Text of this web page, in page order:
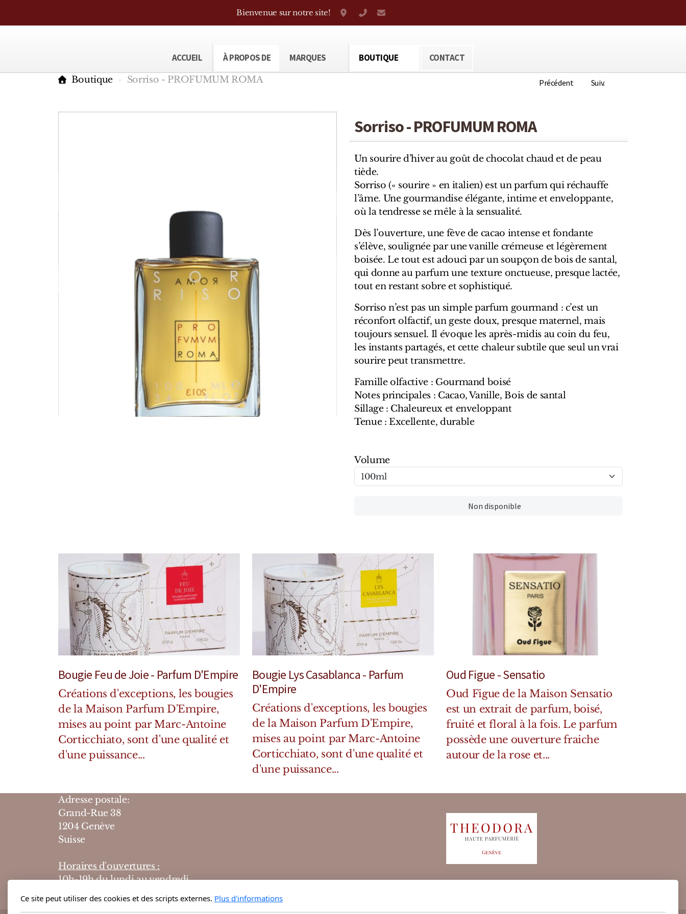
Bienvenue sur notre site! Grand-Rue 38, Genève
+41 22 310 38 75
ACCUEIL À PROPOS DE MARQUES BOUTIQUE CONTACT
Précédent Suiv.
Boutique Sorriso - PROFUMUM ROMA
Sorriso - PROFUMUM ROMA
Un sourire d’hiver au goût de chocolat chaud et de peau
tiède.
Sorriso (« sourire » en italien) est un parfum qui réchauffe
l’âme. Une gourmandise élégante, intime et enveloppante,
où la tendresse se mêle à la sensualité.
Dès l’ouverture, une fève de cacao intense et fondante
s’élève, soulignée par une vanille crémeuse et légèrement
boisée. Le tout est adouci par un soupçon de bois de santal,
qui donne au parfum une texture onctueuse, presque lactée,
tout en restant sobre et sophistiqué.
Sorriso n’est pas un simple parfum gourmand : c’est un
réconfort olfactif, un geste doux, presque maternel, mais
toujours sensuel. Il évoque les après-midis au coin du feu,
les instants partagés, et cette chaleur subtile que seul un vrai
sourire peut transmettre.
Famille olfactive : Gourmand boisé
Notes principales : Cacao, Vanille, Bois de santal
Sillage : Chaleureux et enveloppant
Tenue : Excellente, durable
Volume
Non disponible
Bougie Feu de Joie - Parfum D'Empire
Créations d'exceptions, les bougies
de la Maison Parfum D'Empire,
mises au point par Marc-Antoine
Corticchiato, sont d'une qualité et
d'une puissance...
Bougie Lys Casablanca - Parfum
D'Empire
Créations d'exceptions, les bougies
de la Maison Parfum D'Empire,
mises au point par Marc-Antoine
Corticchiato, sont d'une qualité et
d'une puissance...
Oud Figue - Sensatio
Oud Figue de la Maison Sensatio
est un extrait de parfum, boisé,
fruité et floral à la fois. Le parfum
possède une ouverture fraiche
autour de la rose et...
Adresse postale:
Grand-Rue 38
1204 Genève
Suisse
Horaires d'ouvertures :
10h-19h du lundi au vendredi
10h-18h le samedi
Ce site peut utiliser des cookies et des scripts externes. Plus d'informations